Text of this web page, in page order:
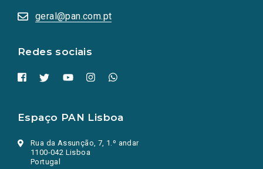
geral@pan.com.pt
Redes sociais
numa
nova
Espaço PAN Lisboa
Rua da Assunção, 7, 1.º andar
1100-042 Lisboa
Portugal